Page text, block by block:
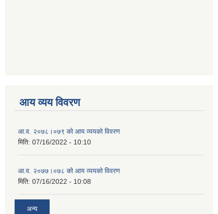
आय व्यय विवरण
आ.व. २०७८।०७९ को आय व्ययको विवरण
मिति: 07/16/2022 - 10:10
आ.व. २०७७।०७८ को आय व्ययको विवरण
मिति: 07/16/2022 - 10:08
अन्य